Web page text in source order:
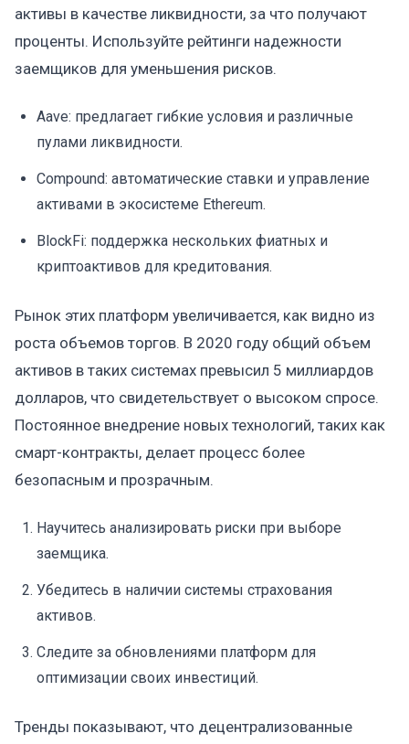
активы в качестве ликвидности, за что получают
проценты. Используйте рейтинги надежности
заемщиков для уменьшения рисков.
Aave: предлагает гибкие условия и различные
пулами ликвидности.
Compound: автоматические ставки и управление
активами в экосистеме Ethereum.
BlockFi: поддержка нескольких фиатных и
криптоактивов для кредитования.
Рынок этих платформ увеличивается, как видно из
роста объемов торгов. В 2020 году общий объем
активов в таких системах превысил 5 миллиардов
долларов, что свидетельствует о высоком спросе.
Постоянное внедрение новых технологий, таких как
смарт-контракты, делает процесс более
безопасным и прозрачным.
Научитесь анализировать риски при выборе
заемщика.
Убедитесь в наличии системы страхования
активов.
Следите за обновлениями платформ для
оптимизации своих инвестиций.
Тренды показывают, что децентрализованные